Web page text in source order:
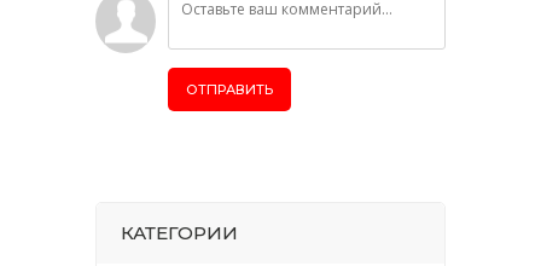
ОТПРАВИТЬ
КАТЕГОРИИ